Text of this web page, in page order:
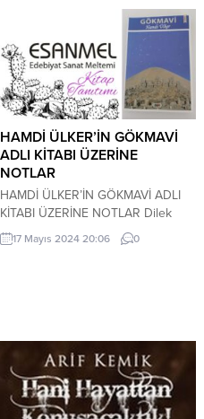
dededen kalma evde oturuyorlardı.
HAMDİ ÜLKER’İN GÖKMAVİ
ADLI KİTABI ÜZERİNE
NOTLAR
HAMDİ ÜLKER’İN GÖKMAVİ ADLI
KİTABI ÜZERİNE NOTLAR Dilek
Özdemir … Erzincan/Gölbaşı’dan ilk
minibüse binerek
şekilde gösterirler. Her konuda
öğretmene saygıda kusur etmezler.
Yazar köyün okulununu lojmanına
yerleşerek, sınıfta öğrencilerinle
tanışır. Akşam lojmanın odasına
17 Mayıs 2024 20:06 0